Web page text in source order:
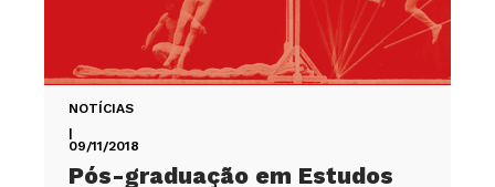
NOTÍCIAS
|
09/11/2018
Pós-graduação em Estudos